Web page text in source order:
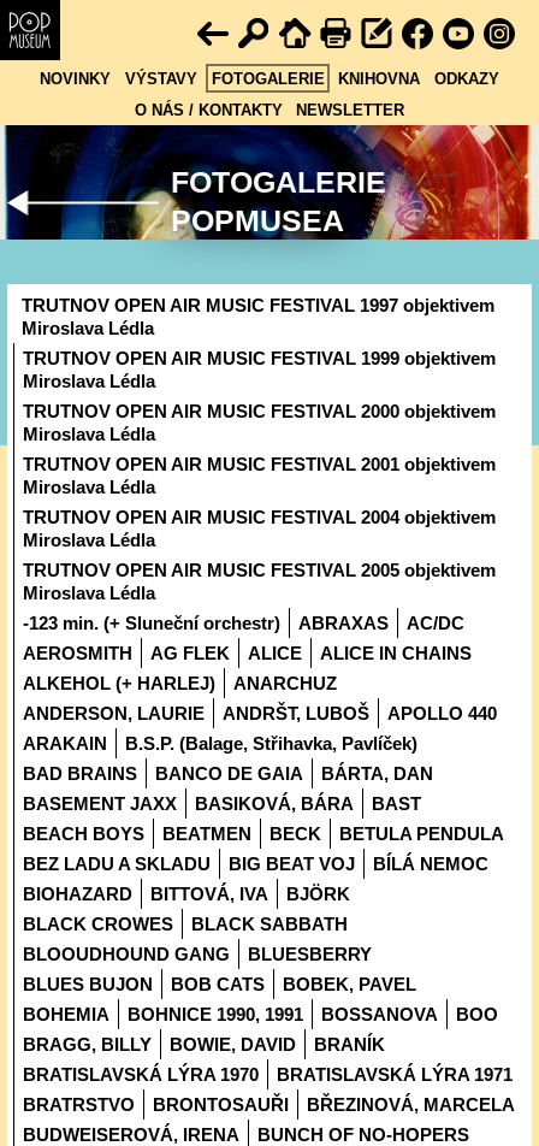
NOVINKY VÝSTAVY FOTOGALERIE KNIHOVNA
ODKAZY
O NÁS / KONTAKTY
NEWSLETTER
FOTOGALERIE
POPMUSEA
TRUTNOV OPEN AIR MUSIC FESTIVAL 1997 objektivem
Miroslava Lédla
TRUTNOV OPEN AIR MUSIC FESTIVAL 1999 objektivem
Miroslava Lédla
TRUTNOV OPEN AIR MUSIC FESTIVAL 2000 objektivem
Miroslava Lédla
TRUTNOV OPEN AIR MUSIC FESTIVAL 2001 objektivem
Miroslava Lédla
TRUTNOV OPEN AIR MUSIC FESTIVAL 2004 objektivem
Miroslava Lédla
TRUTNOV OPEN AIR MUSIC FESTIVAL 2005 objektivem
Miroslava Lédla
-123 min. (+ Sluneční orchestr)
ABRAXAS
AC/DC
AEROSMITH
AG FLEK ALICE
ALICE IN CHAINS
ALKEHOL (+ HARLEJ)
ANARCHUZ
ANDERSON, LAURIE
ANDRŠT, LUBOŠ
APOLLO 440
ARAKAIN
B.S.P. (Balage, Střihavka, Pavlíček)
BAD BRAINS
BANCO DE GAIA
BÁRTA, DAN
BASEMENT JAXX
BASIKOVÁ, BÁRA
BAST
BEACH BOYS
BEATMEN BECK
BETULA PENDULA
BEZ LADU A SKLADU
BIG BEAT VOJ
BÍLÁ NEMOC
BIOHAZARD
BITTOVÁ, IVA
BJÖRK
BLACK CROWES
BLACK SABBATH
BLOOUDHOUND GANG
BLUESBERRY
BLUES BUJON
BOB CATS
BOBEK, PAVEL
BOHEMIA
BOHNICE 1990, 1991 BOSSANOVA
BOO
BRAGG, BILLY
BOWIE, DAVID
BRANÍK
BRATISLAVSKÁ LÝRA 1970
BRATISLAVSKÁ LÝRA 1971
BRATRSTVO
BRONTOSAUŘI
BŘEZINOVÁ, MARCELA
BUDWEISEROVÁ, IRENA
BUNCH OF NO-HOPERS